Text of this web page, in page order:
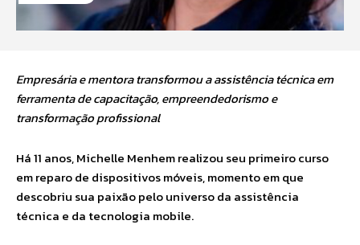
Empresária e mentora transformou a assistência técnica em
ferramenta de capacitação, empreendedorismo e
transformação profissional
Há 11 anos, Michelle Menhem realizou seu primeiro curso
em reparo de dispositivos móveis, momento em que
descobriu sua paixão pelo universo da assistência
técnica e da tecnologia mobile.